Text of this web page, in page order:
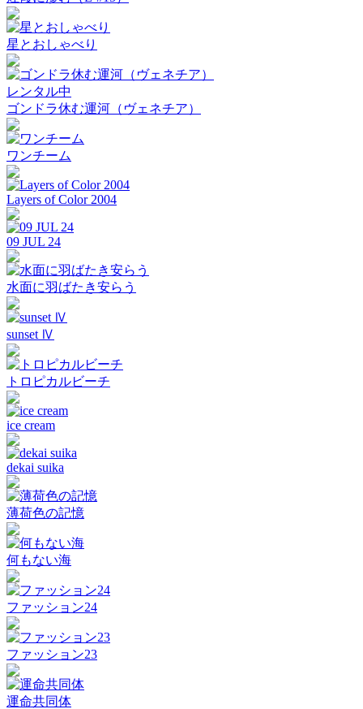
星とおしゃべり
レンタル中
ゴンドラ休む運河（ヴェネチア）
ワンチーム
Layers of Color 2004
09 JUL 24
水面に羽ばたき安らう
sunset Ⅳ
トロピカルビーチ
ice cream
dekai suika
薄荷色の記憶
何もない海
ファッション24
ファッション23
運命共同体